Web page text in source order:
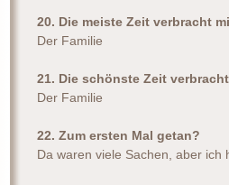
20. Die meiste Zeit verbracht
Der Familie
21. Die schönste Zeit
Der Familie
22. Zum ersten Mal getan?
Da waren viele Sachen, aber